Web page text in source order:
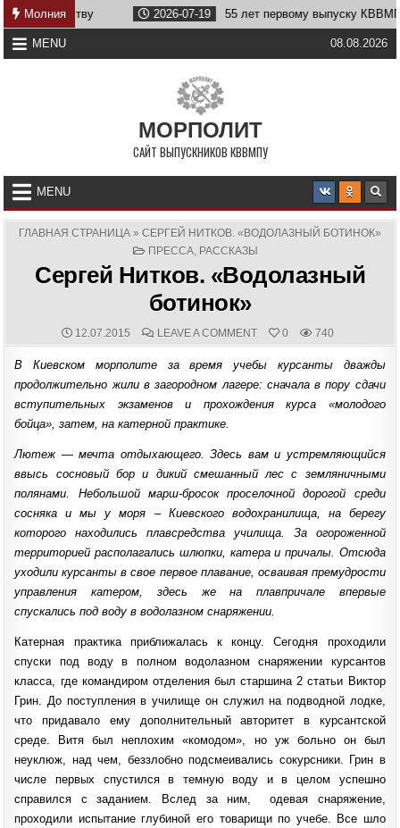
Skip
to
content
Молния 2026-07-19 55 лет первому выпуску КВВМПУ
MENU 08.08.2026
МОРПОЛИТ
САЙТ ВЫПУСКНИКОВ КВВМПУ
MENU
ГЛАВНАЯ СТРАНИЦА » СЕРГЕЙ НИТКОВ. «ВОДОЛАЗНЫЙ БОТИНОК»
POSTED
ПРЕССА, РАССКАЗЫ
Сергей Нитков. «Водолазный
ботинок»
PUBLISHED
DATE:
12.07.2015 COMMENTS:
LEAVE A COMMENTON
СЕРГЕЙ
«ВОДОЛАЗНЫЙ
БОТИНОК»
0 740
В Киевском морполите за время учебы курсанты дважды
продолжительно жили в загородном лагере: сначала в пору сдачи
вступительных экзаменов и прохождения курса «молодого
бойца», затем, на катерной практике.
Лютеж — мечта отдыхающего. Здесь вам и устремляющийся
ввысь сосновый бор и дикий смешанный лес с земляничными
полянами. Небольшой марш-бросок проселочной дорогой среди
сосняка и мы у моря – Киевского водохранилища, на берегу
которого находились плавсредства училища. За огороженной
территорией располагались шлюпки, катера и причалы. Отсюда
уходили курсанты в свое первое плавание, осваивая премудрости
управления катером, здесь же на плавпричале впервые
спускались под воду в водолазном снаряжении.
Катерная практика приближалась к концу. Сегодня проходили
спуски под воду в полном водолазном снаряжении курсантов
класса, где командиром отделения был старшина 2 статьи Виктор
Грин. До поступления в училище он служил на подводной лодке,
что придавало ему дополнительный авторитет в курсантской
среде. Витя был неплохим «комодом», но уж больно он был
неуклюж, над чем, беззлобно подсмеивались сокурсники. Грин в
числе первых спустился в темную воду и в целом успешно
справился с заданием. Вслед за ним, одевая снаряжение,
проходили испытание глубиной его товарищи по учебе. Все шло